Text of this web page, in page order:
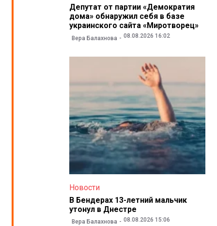
Депутат от партии «Демократия
дома» обнаружил себя в базе
украинского сайта «Миротворец»
Вера Балахнова 08.08.2026 16:02
Новости
В Бендерах 13-летний мальчик
утонул в Днестре
Вера Балахнова 08.08.2026 15:06